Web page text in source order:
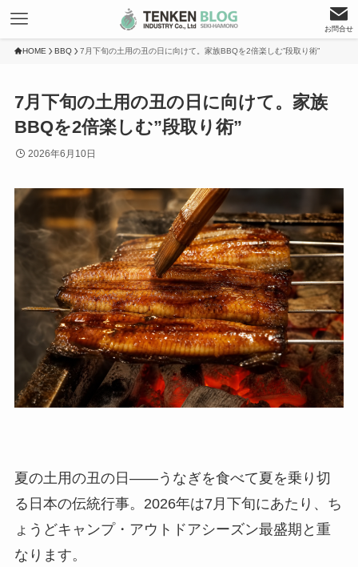
お問合せ
HOME BBQ 7月下旬の土用の丑の日に向けて。家族BBQを2倍楽しむ”段取り術”
7月下旬の土用の丑の日に向けて。家族
BBQを2倍楽しむ”段取り術”
2026年6月10日
夏の土用の丑の日——うなぎを食べて夏を乗り切
る日本の伝統行事。2026年は7月下旬にあたり、ち
ょうどキャンプ・アウトドアシーズン最盛期と重
なります。